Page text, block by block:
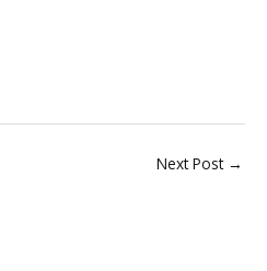
Next Post →